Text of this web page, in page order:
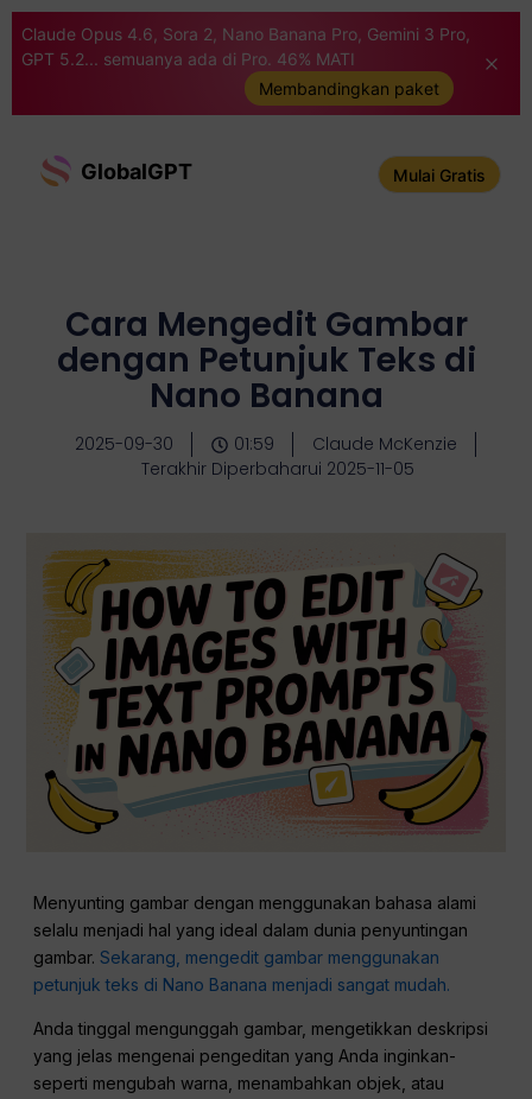
Claude Opus 4.6, Sora 2, Nano Banana Pro, Gemini 3 Pro,
GPT 5.2... semuanya ada di Pro. 46% MATI
Membandingkan paket
GlobalGPT Mulai Gratis
Cara Mengedit Gambar
dengan Petunjuk Teks di
Nano Banana
2025-09-30 01:59
Claude McKenzie
Terakhir Diperbaharui 2025-11-05
Menyunting gambar dengan menggunakan bahasa alami
selalu menjadi hal yang ideal dalam dunia penyuntingan
gambar.Sekarang, mengedit gambar menggunakan
petunjuk teks di Nano Banana menjadi sangat mudah.
Anda tinggal mengunggah gambar, mengetikkan deskripsi
yang jelas mengenai pengeditan yang Anda inginkan-
seperti mengubah warna, menambahkan objek, atau